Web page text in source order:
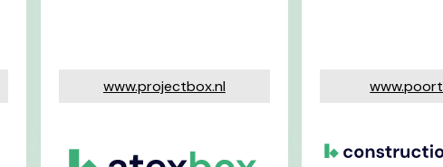
www.projectbox.nl